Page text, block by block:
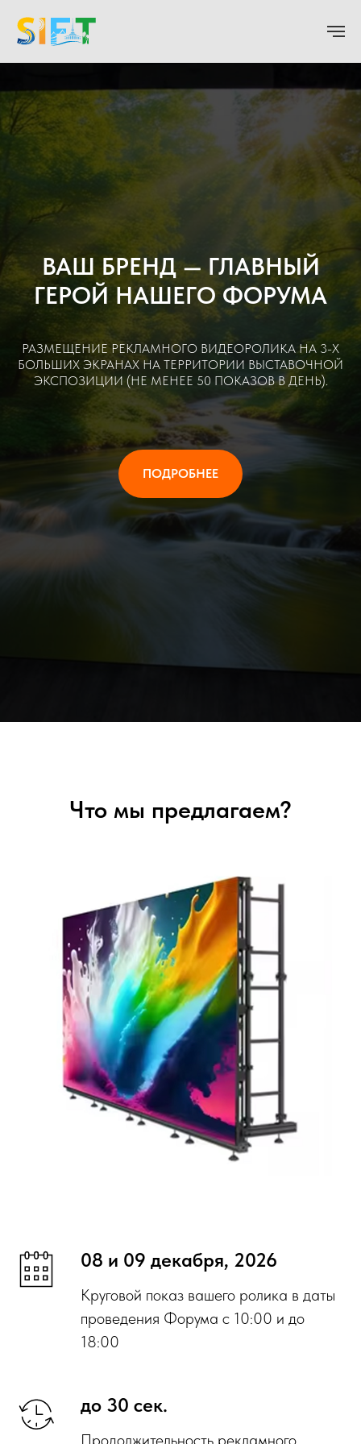
ВАШ БРЕНД — ГЛАВНЫЙ
ГЕРОЙ НАШЕГО ФОРУМА
РАЗМЕЩЕНИЕ РЕКЛАМНОГО ВИДЕОРОЛИКА НА 3-Х
БОЛЬШИХ ЭКРАНАХ НА ТЕРРИТОРИИ ВЫСТАВОЧНОЙ
ЭКСПОЗИЦИИ (НЕ МЕНЕЕ 50 ПОКАЗОВ В ДЕНЬ).
ПОДРОБНЕЕ
Что мы предлагаем?
08 и 09 декабря, 2026
Круговой показ вашего ролика в даты
проведения Форума с 10:00 и до
18:00
до 30 сек.
Продолжительность рекламного